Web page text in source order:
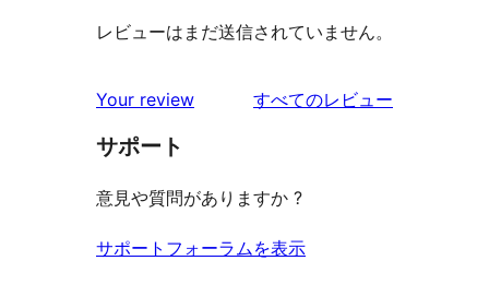
レビューはまだ送信されていません。
Your review すべてのレビュー
サポート
意見や質問がありますか ?
サポートフォーラムを表示